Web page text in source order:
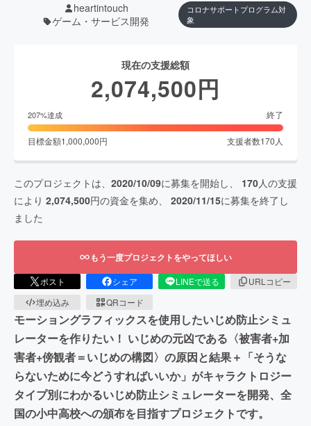
heartintouch
ゲーム・サービス開発
コロナサポートプログラム対
象
現在の支援総額
2,074,500円
207%達成 終了
目標金額1,000,000円 支援者数170 人
このプロジェクトは、 2020/10/09に募集を開始し、 170人の支援
により 2,074,500円の資金を集め、 2020/11/15に募集を終了し
ました
もう一度プロジェクトをやってほしい
ポスト シェア LINEで送る
URLコピー
埋め込み
QRコード
モーショングラフィックスを使用したいじめ防止シミュ
レーターを作りたい！ いじめの元凶である〈被害者+加
害者+傍観者＝いじめの構図〉の原因と結果＋「そうな
らないために今どうすればいいか」がキャラクトロジー
タイプ別にわかるいじめ防止シミュレーターを開発、全
国の小中高校への頒布を目指すプロジェクトです。